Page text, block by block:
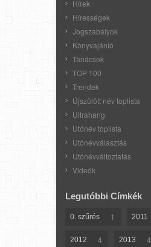
Hírek
Hírességek
Jogszabályok
Könyvajánló
Tanácsok
TOP 100
Trendek
Újszülött név toplista
Ultrahang
Utónév toplista
Utónévválasztás
Utónévváltoztatás
Videók
Legutóbbi Címkék
0. szűrés 1 2011
2012 4 2013 4